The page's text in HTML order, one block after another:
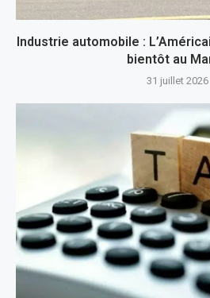
Industrie automobile :
bientôt au
31 juillet 2026